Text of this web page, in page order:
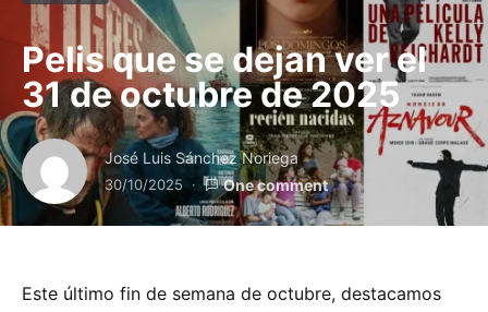
Pelis que se dejan ver el
31 de octubre de 2025
José Luis Sánchez Noriega
30/10/2025 One comment
Este último fin de semana de octubre, destacamos